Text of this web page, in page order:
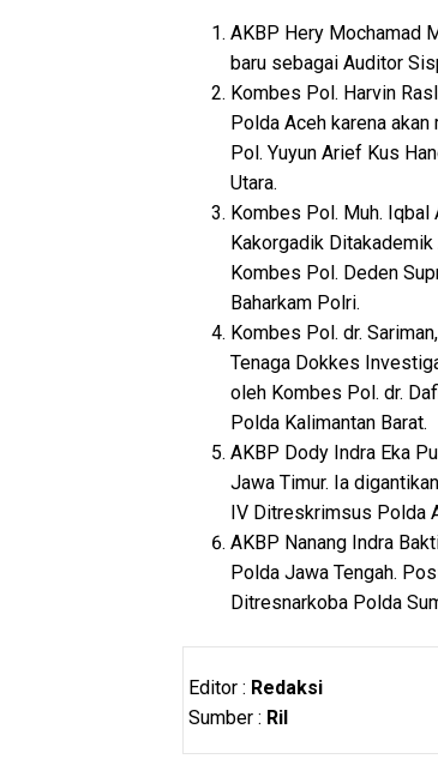
AKBP Hery Mochamad
baru sebagai Auditor
Kombes Pol. Harvin
Polda Aceh karena
Pol. Yuyun Arief Kus
Utara.
Kombes Pol. Muh.
Kakorgadik
Kombes Pol. Deden
Baharkam Polri.
Kombes Pol. dr.
Tenaga Dokkes
oleh Kombes Pol. dr.
Polda Kalimantan Barat.
AKBP Dody Indra Eka
Jawa Timur. Ia
IV Ditreskrimsus Polda
AKBP Nanang Indra
Polda Jawa Tengah.
Ditresnarkoba Polda
Editor : Redaksi
Sumber : Ril